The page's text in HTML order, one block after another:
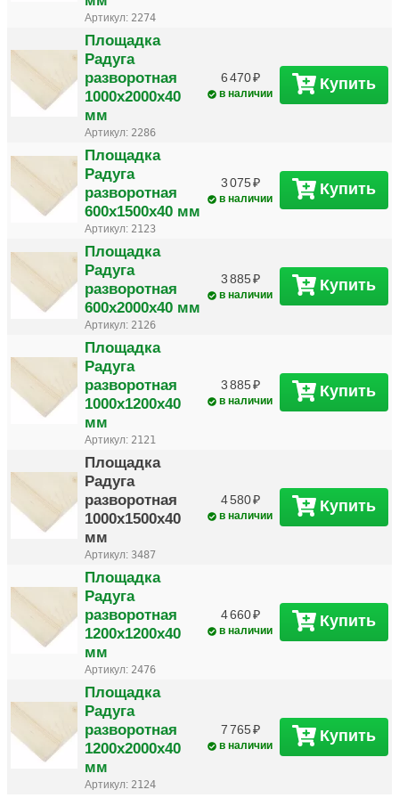
Артикул: 2274
Площадка
Радуга
разворотная
1000х2000х40
мм
Артикул: 2286
6 470
в наличии
Купить
Площадка
Радуга
разворотная
600х1500х40 мм
Артикул: 2123
3 075
в наличии
Купить
Площадка
Радуга
разворотная
600х2000х40 мм
Артикул: 2126
3 885
в наличии
Купить
Площадка
Радуга
разворотная
1000х1200х40
мм
Артикул: 2121
3 885
в наличии
Купить
Площадка
Радуга
разворотная
1000х1500х40
мм
Артикул: 3487
4 580
в наличии
Купить
Площадка
Радуга
разворотная
1200х1200х40
мм
Артикул: 2476
4 660
в наличии
Купить
Площадка
Радуга
разворотная
1200х2000х40
мм
Артикул: 2124
7 765
в наличии
Купить